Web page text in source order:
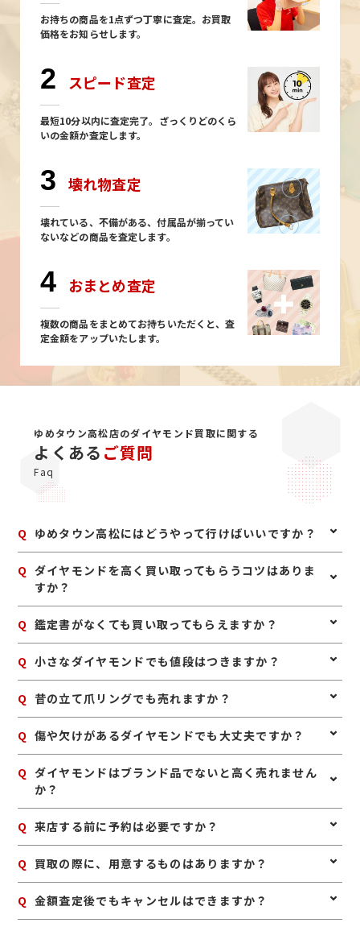
お持ちの商品を1点ずつ丁寧に査定。お買取
価格をお知らせします。
2 スピード査定
最短10分以内に査定完了。ざっくりどのくら
いの金額か査定します。
3 壊れ物査定
壊れている、不備がある、付属品が揃ってい
ないなどの商品を査定します。
4 おまとめ査定
複数の商品をまとめてお持ちいただくと、査
定金額をアップいたします。
ゆめタウン高松店のダイヤモンド買取に関する
よくある ご質問
Faq
Q ゆめタウン高松にはどうやって行けばいいですか？
A 高松中央ICからお越しの方は、国道11号線を直進して「上天神
右折。 高松西ICからお越しの方は、国道32号線を直進して「
を右折後、「上天神町交差点」を左折。 空港方面からお越しの
ピング・レインボー循環バスまたは塩江線でお越しください。
高松へは三条バス停をご利用ください） 電車でお越しの方は琴
「三条駅」にて下車し、徒歩8分です。
http://www.kotoden.co.jp/publichtm/bus/rosen/
Q ダイヤモンドを高く買い取ってもらうコツはありま
すか？
A ダイヤモンドは、鑑定書や購入時の付属品が残っていれ
認もしやすくなります。無理にお手入れをする必要はあ
りませんが、保管中のホコリなどを軽く落としておく
と、状態確認がスムーズです。
Q 鑑定書がなくても買い取ってもらえますか？
A はい、鑑定書がなくても査定可能です。ダイヤモンドの
Q 小さなダイヤモンドでも値段はつきますか？
A はい、小さなダイヤモンドでもお値段がつく場合があり
Q 昔の立て爪リングでも売れますか？
A はい、昔ながらの立て爪デザインのリングも買取対象で
Q 傷や欠けがあるダイヤモンドでも大丈夫ですか？
A 状態によって査定額は変わりますが、傷や欠けがあって
も査定できる場合があります。使用感のあるお品物で
Q ダイヤモンドはブランド品でないと高く売れません
か？
A いいえ、ノーブランドでも査定可能です。ブランドジュ
Q 来店する前に予約は必要ですか？
A 予約は必要ありませんのでいつでもお越しいただけます
すとスムーズにご案内できます。
Q 買取の際に、用意するものはありますか？
A はい。身分証明書(運転免許証、マイナンバーカード、
Q 金額査定後でもキャンセルはできますか？